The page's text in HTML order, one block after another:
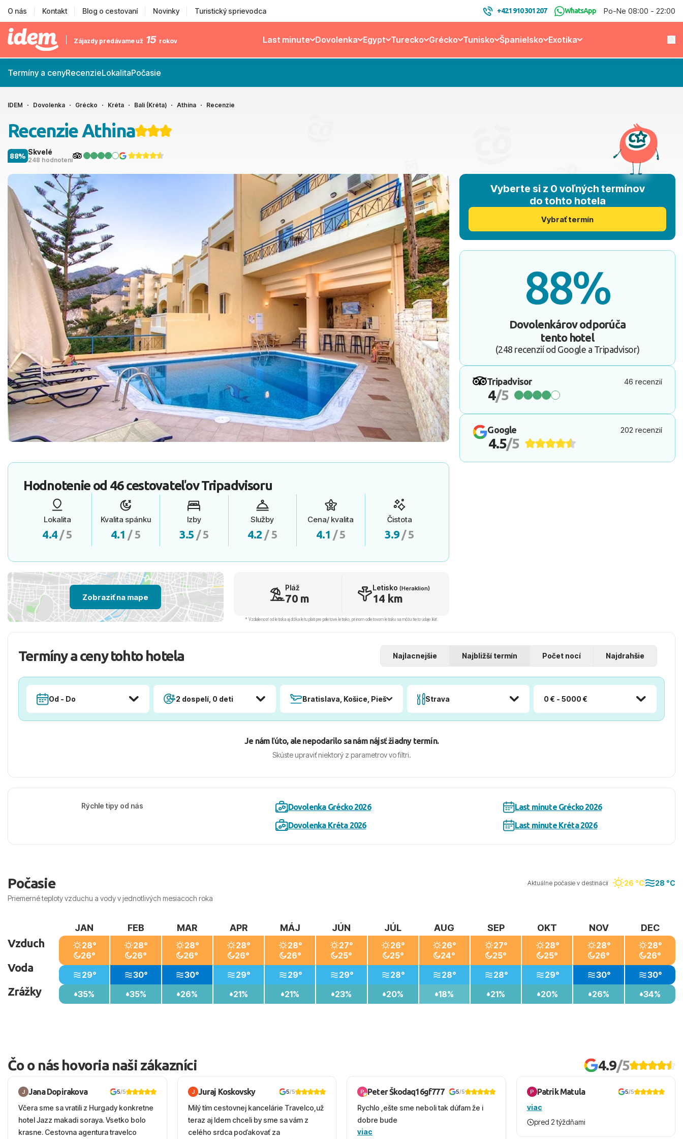
O nás Kontakt Blog o cestovaní Novinky Turistický sprievodca +421 910 301 207 WhatsApp Po-Ne 08:00 - 22:00
Zájazdy predávame už 15 rokov Last minute Dovolenka Egypt Turecko Grécko Tunisko Španielsko Exotika
Termíny a cenyRecenzieLokalitaPočasie
IDEM Dovolenka Grécko Kréta Bali (Kréta) Athina Recenzie
Recenzie Athina
Skvelé
248 hodnotení
88%
Vyberte si z 0 voľných termínov
do tohto hotela
Vybrať termín
88%
Dovolenkárov odporúča
tento hotel
(248 recenzií od Google a Tripadvisor)
Tripadvisor 46 recenzií
4/5
Google 202 recenzií
4.5/5
Hodnotenie od 46 cestovateľovTripadvisoru
Lokalita
4.4 / 5
Kvalita spánku
4.1 / 5
Izby
3.5 / 5
Služby
4.2 / 5
Cena/ kvalita
4.1 / 5
Čistota
3.9 / 5
Zobraziť na mape
Pláž
70 m
Letisko(Heraklion)
14 km
* Vzdialenosť od letiska aj dľžka letu platí pre príletové letisko, pri inom odletovom letisku sa môžu tieto údaje líšiť.
Termíny a ceny tohto hotela Najlacnejšie Najbližší termín Počet nocí Najdrahšie
Od - Do 2 dospelí, 0 deti Bratislava, Košice, Piešťany, PopradStrava 0 € - 5000 €
Je nám ľúto, ale nepodarilo sa nám nájsť žiadny termín.
Skúste upraviť niektorý z parametrov vo filtri.
Rýchle tipy od nás Dovolenka Grécko 2026
Last minute Grécko 2026
Dovolenka Kréta 2026
Last minute Kréta 2026
Počasie
Priemerné teploty vzduchu a vody v jednotlivých mesiacoch roka
Aktuálne počasie v destinácii 26 °C 28 °C
Vzduch
Voda
Zrážky
JAN
28°
26°
29°
35%
FEB
28°
26°
30°
35%
MAR
28°
26°
30°
26%
APR
28°
26°
29°
21%
MÁJ
28°
26°
29°
21%
JÚN
27°
25°
29°
23%
JÚL
26°
25°
28°
20%
AUG
26°
24°
28°
18%
SEP
27°
25°
28°
21%
OKT
28°
25°
29°
20%
NOV
28°
26°
30°
26%
DEC
28°
26°
30°
34%
Čo o nás hovoria naši zákazníci 4.9/5
Jana Dopirakova 5/5
Včera sme sa vratili z Hurgady konkretne
hotel Jazz makadi soraya. Vsetko bolo
krasne. Cestovna agentura travelco
Juraj Koskovsky 5/5
Milý tím cestovnej kancelárie Travelco,už
teraz aj Idem chceli by sme sa vám z
celého srdca poďakovať za
Peter Škodaq16gf777 5/5
Rychlo ,ešte sme neboli tak dúfam že i
dobre bude
viac
Patrik Matula 5/5
viac
pred 2 týždňami